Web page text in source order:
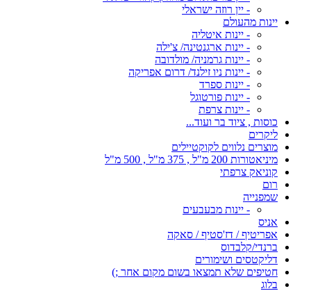
- יין רוזה ישראלי
יינות מהעולם
- יינות איטליה
- יינות ארגנטינה/ צ'ילה
- יינות גרמניה/ מולדובה
- יינות ניו זילנד/ דרום אפריקה
- יינות ספרד
- יינות פורטוגל
- יינות צרפת
כוסות , ציוד בר ועוד...
ליקרים
מוצרים נלווים לקוקטיילים
מיניאטורות 200 מ"ל , 375 מ"ל , 500 מ"ל
קוניאק צרפתי
רום
שמפנייה
- יינות מבעבעים
אניס
אפריטיף / דז'סטיף / סאקה
ברנדי/קלבדוס
דליקטסים ושימורים
חטיפים שלא תמצאו בשום מקום אחר ;)
בלוג